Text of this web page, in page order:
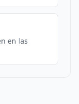
en las